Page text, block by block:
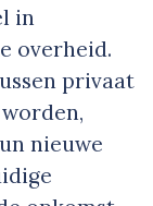
in
overheid.
privaat
nieuwe